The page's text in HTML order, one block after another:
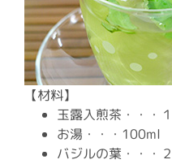
【材料】
玉露入煎茶・・・
お湯・・・100ml
バジルの葉・・・